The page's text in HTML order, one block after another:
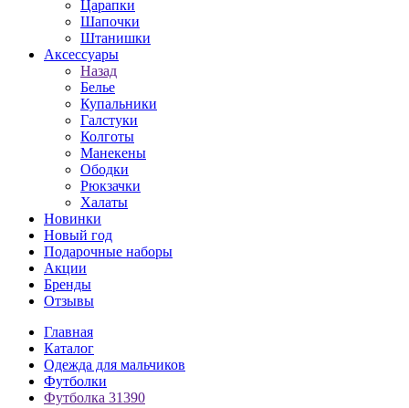
Царапки
Шапочки
Штанишки
Аксессуары
Назад
Белье
Купальники
Галстуки
Колготы
Манекены
Ободки
Рюкзачки
Халаты
Новинки
Новый год
Подарочные наборы
Акции
Бренды
Отзывы
Главная
Каталог
Одежда для мальчиков
Футболки
Футболка 31390